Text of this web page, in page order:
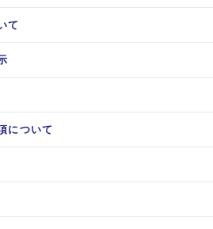
て
について